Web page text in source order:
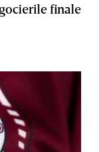
finale